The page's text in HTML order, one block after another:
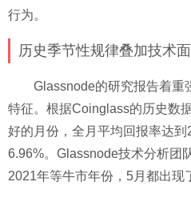
行为。
历史季节性规律叠加技术
Glassnode的研究报告着重
特征。根据Coinglass的历史数
好的月份，全月平均回报率达
6.96%。Glassnode技术分析团
2021年等牛市年份，5月都出现